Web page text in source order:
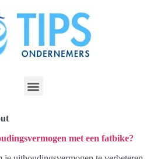
met een fatbike?